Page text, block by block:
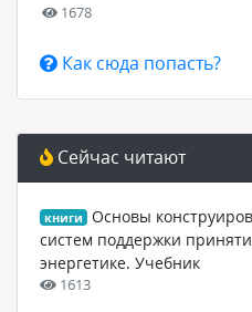
1678
Как сюда попасть?
Сейчас читают
книги
Основы
систем поддержки
энергетике. Учебник
1613